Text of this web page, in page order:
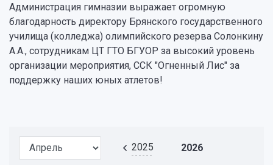
2025 2026
Администрация гимназии выражает огромную
благодарность директору Брянского государственного
училища (колледжа) олимпийского резерва Солонкину
А.А., сотрудникам ЦТ ГТО БГУОР за высокий уровень
организации мероприятия, ССК "Огненный Лис" за
поддержку наших юных атлетов!